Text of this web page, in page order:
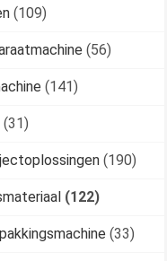
(109)
(56)
(141)
(31)
(190)
(122)
(33)